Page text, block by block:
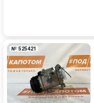
№ 525421